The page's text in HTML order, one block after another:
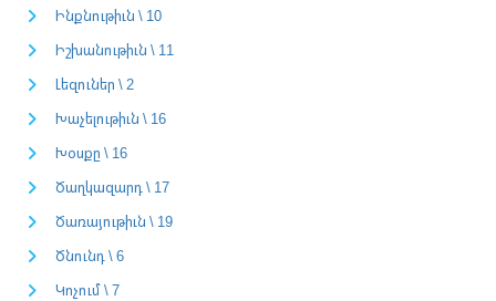
Ինքնութիւն \ 10
Իշխանութիւն \ 11
Լեզուներ \ 2
Խաչելութիւն \ 16
Խօսքը \ 16
Ծաղկազարդ \ 17
Ծառայութիւն \ 19
Ծնունդ \ 6
Կոչում \ 7